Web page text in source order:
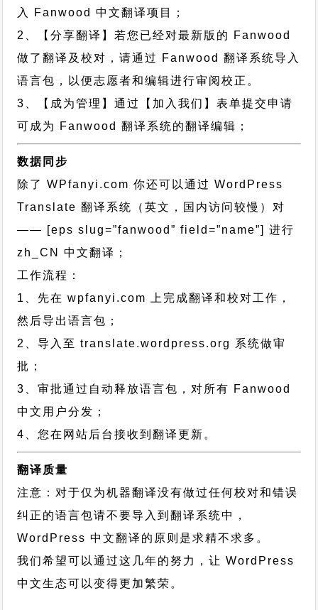
入 Fanwood 中文翻译项目；
2、【分享翻译】若您已经对最新版的 Fanwood
做了翻译及校对，请通过 Fanwood 翻译系统导入
语言包，以便志愿者和编辑进行审阅校正。
3、【成为管理】通过【加入我们】表单提交申请
可成为 Fanwood 翻译系统的翻译编辑；
数据同步
除了 WPfanyi.com 你还可以通过WordPress
Translate 翻译系统（英文，国内访问较慢）对
—— [eps slug=”fanwood” field=”name”]进行
zh_CN
中文翻译；
工作流程：
1、先在 wpfanyi.com 上完成翻译和校对工作，
然后导出语言包；
2、导入至 translate.wordpress.org 系统做审
批；
3、审批通过自动释放语言包，对所有 Fanwood
中文用户分发；
4、您在网站后台接收到翻译更新。
翻译质量
注意：对于仅为机器翻译没有做过任何校对和错误
纠正的语言包请不要导入到翻译系统中，
WordPress 中文翻译的原则 是求精不求多。
我们希望可以通过这几年的努力，让 WordPress
中文生态可以变得更加繁荣。